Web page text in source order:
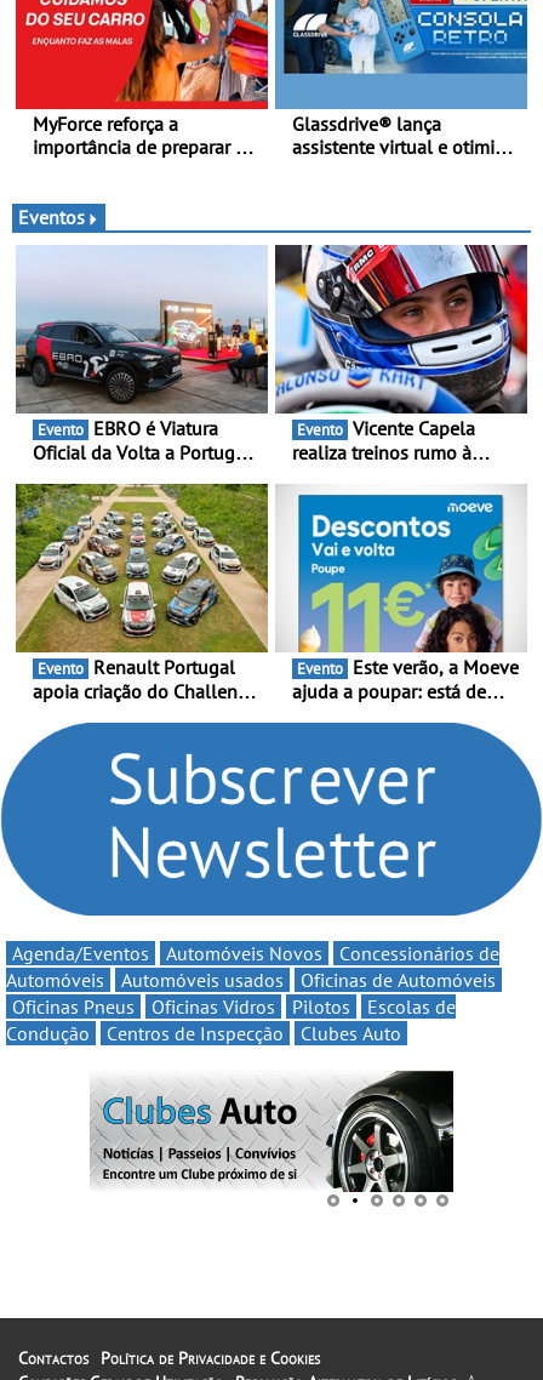
MyForce reforça a
importância de preparar o
viagem de automóvel
Glassdrive® lança
assistente virtual e otimiza
horas por dia e reforça o
suporte contínuo ao cliente
Eventos
Evento
Oficial da Volta a Portugal
presença nacional ao lado
da mítica prova de ciclismo
e leva a sua gama SUV
multi-energia às estradas
de Portugal
Evento
realiza treinos rumo à
Portugal Karting e mira boa
estreia - O Campeonato
Portugal Karting 2026
decorre entre 1 de Março e
6 de Setembro
Evento
apoia criação do Challenge
compromisso com o
automobilismo nacional
continua em 2026
Evento
ajuda a poupar: está de
Volta” com descontos de
Agenda/Eventos Automóveis Novos
Concessionários de
Automóveis
Automóveis usados
Oficinas de Automóveis
Oficinas Pneus
Oficinas Vidros Pilotos
Escolas de
Condução
Centros de Inspecção Clubes Auto
Contactos
Política de Privacidade e Cookies